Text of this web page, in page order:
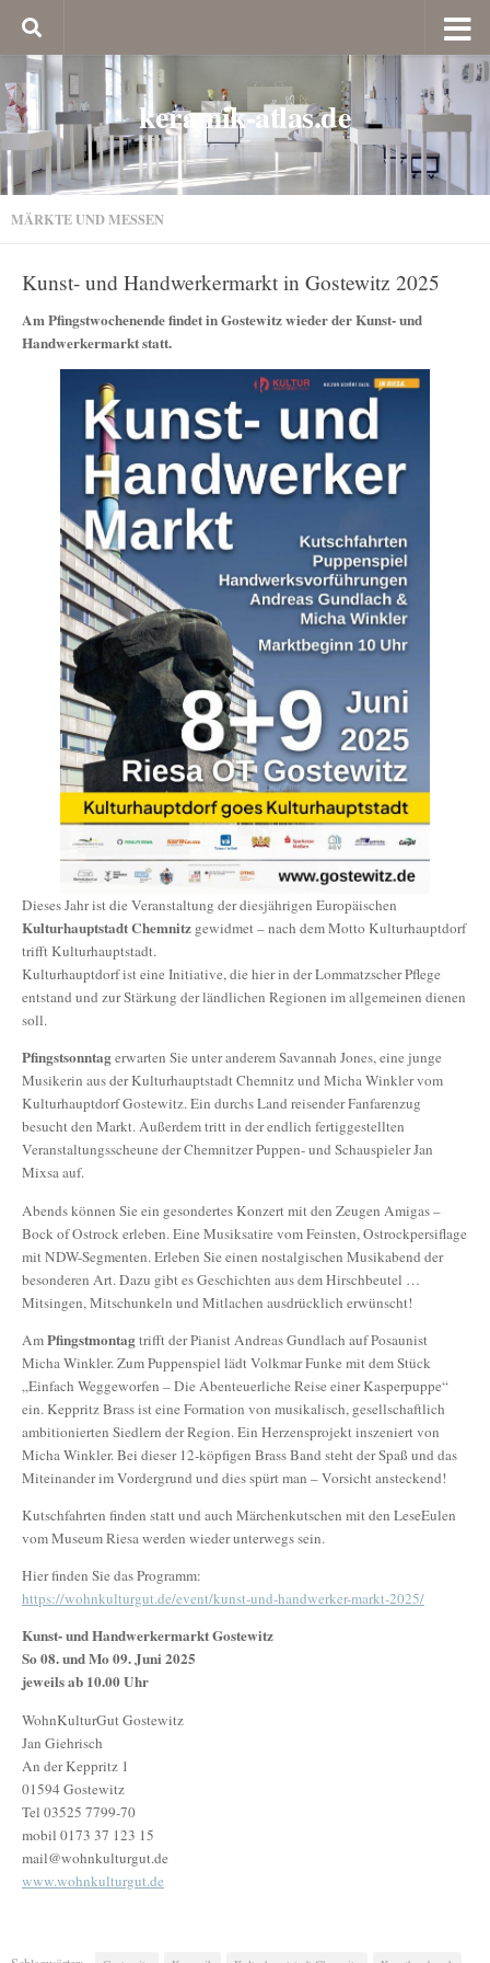
keramik-atlas.de
MÄRKTE UND MESSEN
Kunst- und Handwerkermarkt in Gostewitz 2025
Am Pfingstwochenende findet in Gostewitz wieder der Kunst- und
Handwerkermarkt statt.
Dieses Jahr ist die Veranstaltung der diesjährigen Europäischen
Kulturhauptstadt Chemnitz gewidmet – nach dem Motto Kulturhauptdorf
trifft Kulturhauptstadt.
Kulturhauptdorf ist eine Initiative, die hier in der Lommatzscher Pflege
entstand und zur Stärkung der ländlichen Regionen im allgemeinen dienen
soll.
Pfingstsonntagerwarten Sie unter anderem Savannah Jones, eine junge
Musikerin aus der Kulturhauptstadt Chemnitz und Micha Winkler vom
Kulturhauptdorf Gostewitz. Ein durchs Land reisender Fanfarenzug
besucht den Markt. Außerdem tritt in der endlich fertiggestellten
Veranstaltungsscheune der Chemnitzer Puppen- und Schauspieler Jan
Mixsa auf.
Abends können Sie ein gesondertes Konzert mit den Zeugen Amigas –
Bock of Ostrock erleben. Eine Musiksatire vom Feinsten, Ostrockpersiflage
mit NDW-Segmenten. Erleben Sie einen nostalgischen Musikabend der
besonderen Art. Dazu gibt es Geschichten aus dem Hirschbeutel …
Mitsingen, Mitschunkeln und Mitlachen ausdrücklich erwünscht!
AmPfingstmontagtrifft der Pianist Andreas Gundlach auf Posaunist
Micha Winkler. Zum Puppenspiel lädt Volkmar Funke mit dem Stück
„Einfach Weggeworfen – Die Abenteuerliche Reise einer Kasperpuppe“
ein. Keppritz Brass ist eine Formation von musikalisch, gesellschaftlich
ambitionierten Siedlern der Region. Ein Herzensprojekt inszeniert von
Micha Winkler. Bei dieser 12-köpfigen Brass Band steht der Spaß und das
Miteinander im Vordergrund und dies spürt man – Vorsicht ansteckend!
Kutschfahrten finden statt und auch Märchenkutschen mit den LeseEulen
vom Museum Riesa werden wieder unterwegs sein.
Hier finden Sie das Programm:
https://wohnkulturgut.de/event/kunst-und-handwerker-markt-2025/
Kunst- und HandwerkermarktGostewitz
So 08. und Mo 09. Juni 2025
jeweils ab 10.00 Uhr
WohnKulturGut Gostewitz
Jan Giehrisch
An der Keppritz 1
01594 Gostewitz
Tel 03525 7799-70
mobil 0173 37 123 15
mail@wohnkulturgut.de
www.wohnkulturgut.de